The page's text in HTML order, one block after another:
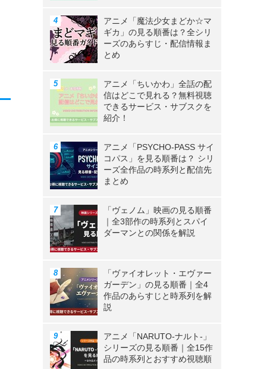
アニメ「魔法少女まどか☆マ
ギカ」の見る順番は？全シリ
ーズのあらすじ・配信情報ま
とめ
アニメ「ちいかわ」全話の配
信はどこで見れる？無料視聴
できるサービス・サブスクを
紹介！
アニメ「PSYCHO-PASS サイ
コパス」を見る順番は？ シリ
ーズ全作品の時系列と配信先
まとめ
「ヴェノム」映画の見る順番
｜全3部作の時系列とスパイ
ダーマンとの関係を解説
「ヴァイオレット・エヴァー
ガーデン」の見る順番｜全4
作品のあらすじと時系列を解
説
アニメ「NARUTO-ナルト-」
シリーズの見る順番｜全15作
品の時系列とおすすめ視聴順